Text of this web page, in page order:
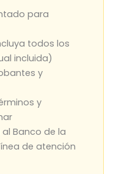
para
todos los
incluida)
y
y
Banco de la
de atención